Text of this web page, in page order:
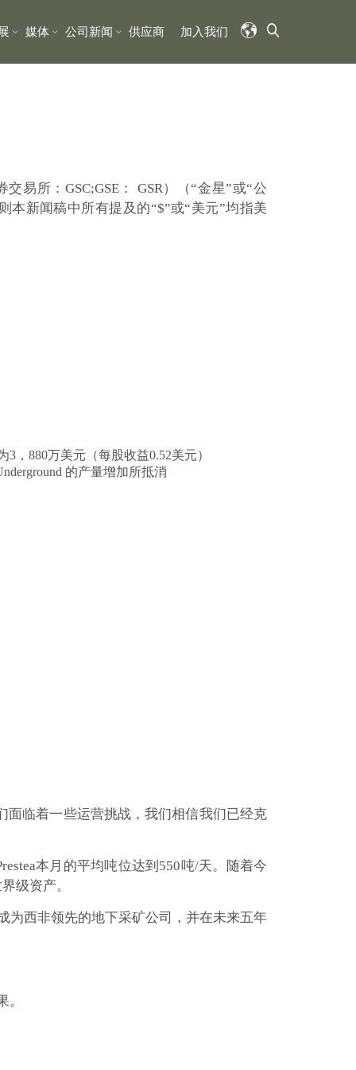
媒体 公司新闻 供应商 加入我们
易所：GSC;GSE： GSR）（“金星”或“公
本新闻稿中所有提及的“$”或“美元”均指美
，880万美元（每股收益0.52美元）
的产量增加所抵消
面临着一些运营挑战，我们相信我们已经克
本月的平均吨位达到550吨/天。随着今
级资产。
为西非领先的地下采矿公司，并在未来五年